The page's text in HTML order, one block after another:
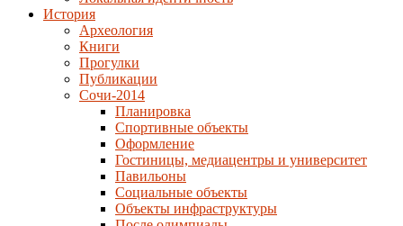
История
Археология
Книги
Прогулки
Публикации
Сочи-2014
Планировка
Спортивные объекты
Оформление
Гостиницы, медиацентры и университет
Павильоны
Социальные объекты
Объекты инфраструктуры